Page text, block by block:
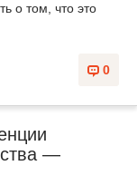
о том, что это
0
—